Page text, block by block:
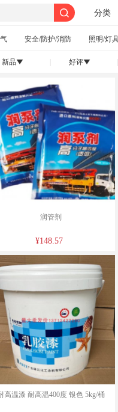
分类
安全/防护/消防 照明/灯
新品󰄢 好评󰄢
润管剂
¥148.57
高温漆 耐高温400度 银色 5kg/桶